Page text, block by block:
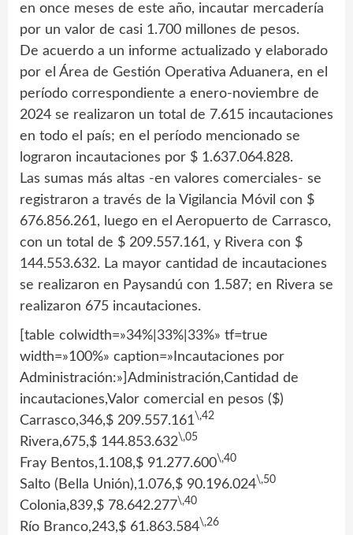
en once meses de este año, incautar mercadería
por un valor de casi 1.700 millones de pesos.
De acuerdo a un informe actualizado y elaborado
por el Área de Gestión Operativa Aduanera, en el
período correspondiente a enero-noviembre de
2024 se realizaron un total de 7.615 incautaciones
en todo el país; en el período mencionado se
lograron incautaciones por $ 1.637.064.828.
Las sumas más altas -en valores comerciales- se
registraron a través de la Vigilancia Móvil con $
676.856.261, luego en el Aeropuerto de Carrasco,
con un total de $ 209.557.161, y Rivera con $
144.553.632. La mayor cantidad de incautaciones
se realizaron en Paysandú con 1.587; en Rivera se
realizaron 675 incautaciones.
[table colwidth=»34%|33%|33%» tf=true
width=»100%» caption=»Incautaciones por
Administración:»]Administración,Cantidad de
incautaciones,Valor comercial en pesos ($)
Carrasco,346,$ 209.557.161\,42
Rivera,675,$ 144.853.632\,05
Fray Bentos,1.108,$ 91.277.600\,40
Salto (Bella Unión),1.076,$ 90.196.024\,50
Colonia,839,$ 78.642.277\,40
Río Branco,243,$ 61.863.584\,26